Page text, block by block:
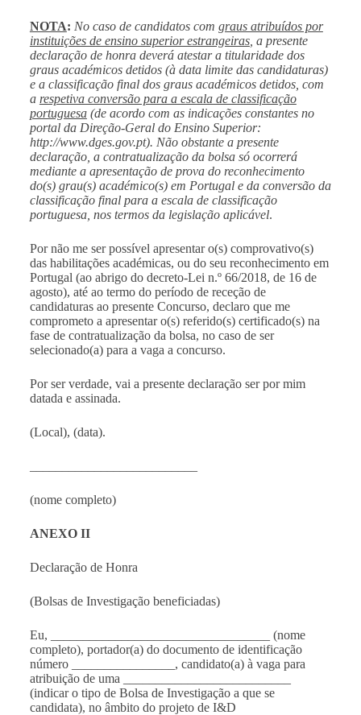
NOTA: No caso de candidatos com graus atribuídos por
instituições de ensino superior estrangeiras, a presente
declaração de honra deverá atestar a titularidade dos
graus académicos detidos (à data limite das candidaturas)
e a classificação final dos graus académicos detidos, com
a respetiva conversão para a escala de classificação
portuguesa(de acordo com as indicações constantes no
portal da Direção-Geral do Ensino Superior:
http://www.dges.gov.pt). Não obstante a presente
declaração, a contratualização da bolsa só ocorrerá
mediante a apresentação de prova do reconhecimento
do(s) grau(s) académico(s) em Portugal e da conversão da
classificação final para a escala de classificação
portuguesa, nos termos da legislação aplicável.
Por não me ser possível apresentar o(s) comprovativo(s)
das habilitações académicas, ou do seu reconhecimento em
Portugal (ao abrigo do decreto-Lei n.º 66/2018, de 16 de
agosto), até ao termo do período de receção de
candidaturas ao presente Concurso, declaro que me
comprometo a apresentar o(s) referido(s) certificado(s) na
fase de contratualização da bolsa, no caso de ser
selecionado(a) para a vaga a concurso.
Por ser verdade, vai a presente declaração ser por mim
datada e assinada.
(Local), (data).
(nome completo)
ANEXO II
Declaração de Honra
(Bolsas de Investigação beneficiadas)
Eu, __________________________________ (nome
completo), portador(a) do documento de identificação
número ________________, candidato(a) à vaga para
atribuição de uma __________________________
(indicar o tipo de Bolsa de Investigação a que se
candidata), no âmbito do projeto de I&D